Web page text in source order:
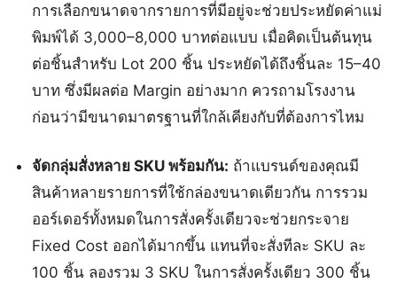
การเลือกขนาดจากรายการที่มีอยู่จะช่วยประหยัดค่าแม่
พิมพ์ได้ 3,000–8,000 บาทต่อแบบ เมื่อคิดเป็นต้นทุน
ต่อชิ้นสำหรับ Lot 200 ชิ้น ประหยัดได้ถึงชิ้นละ 15–40
บาท ซึ่งมีผลต่อ Margin อย่างมาก ควรถามโรงงาน
ก่อนว่ามีขนาดมาตรฐานที่ใกล้เคียงกับที่ต้องการไหม
จัดกลุ่มสั่งหลาย SKU พร้อมกัน: ถ้าแบรนด์ของคุณมี
สินค้าหลายรายการที่ใช้กล่องขนาดเดียวกัน การรวม
ออร์เดอร์ทั้งหมดในการสั่งครั้งเดียวจะช่วยกระจาย
Fixed Cost ออกได้มากขึ้น แทนที่จะสั่งทีละ SKU ละ
100 ชิ้น ลองรวม 3 SKU ในการสั่งครั้งเดียว 300 ชิ้น